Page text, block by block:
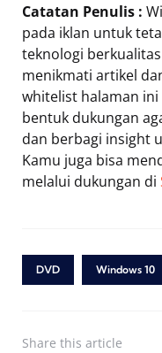
Catatan Penulis :
pada iklan untuk
teknologi
menikmati artikel
whitelist halaman ini
bentuk dukungan
dan berbagi insight
Kamu juga bisa
melalui dukungan di
DVD Windows 10
Share this article